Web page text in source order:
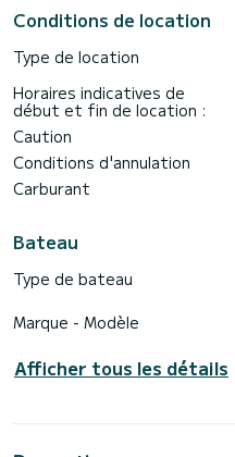
Conditions de location
Type de location
Horaires indicatives de
début et fin de location :
Caution
Conditions d'annulation
Carburant
Bateau
Type de bateau
Marque - Modèle
Afficher tous les détails